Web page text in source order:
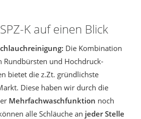
K auf einen Blick
Die Kombination
Rundbürsten und Hochdruck-
bietet die z.Zt. gründlichste
Diese haben wir durch die
Mehrfachwaschfunktion noch
alle Schläuche an jeder Stelle